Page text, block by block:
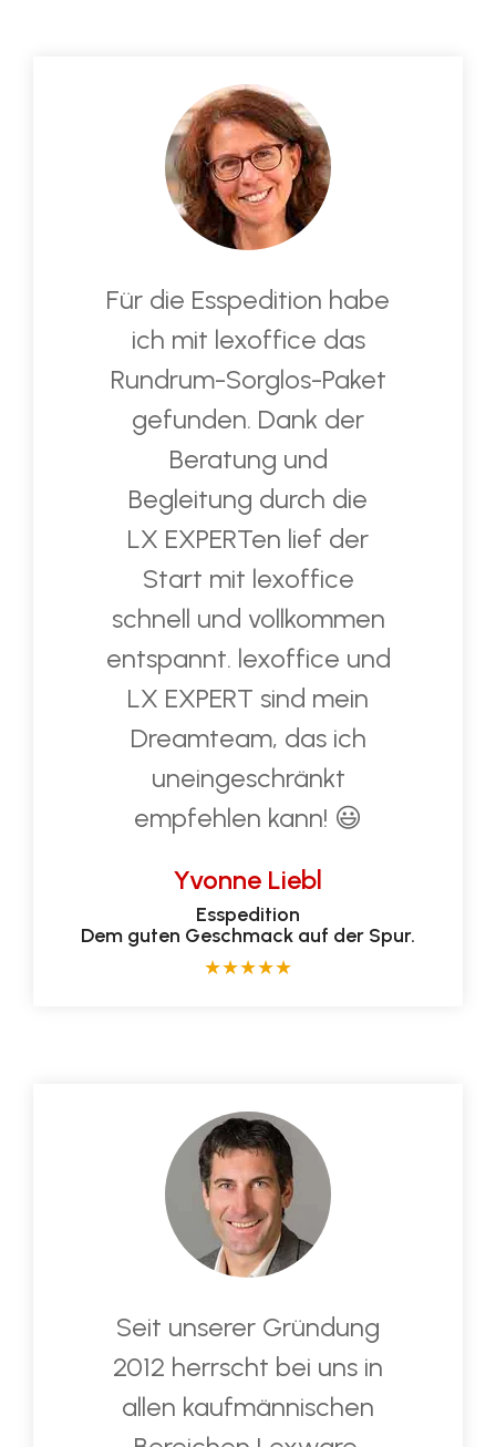
Für die Esspedition habe
ich mit lexoffice das
Rundrum-Sorglos-Paket
gefunden. Dank der
Beratung und
Begleitung durch die
LX EXPERTen lief der
Start mit lexoffice
schnell und vollkommen
entspannt. lexoffice und
LX EXPERT sind mein
Dreamteam, das ich
uneingeschränkt
empfehlen kann! 😃
Yvonne Liebl
Esspedition
Dem guten Geschmack auf der Spur.
Seit unserer Gründung
2012 herrscht bei uns in
allen kaufmännischen